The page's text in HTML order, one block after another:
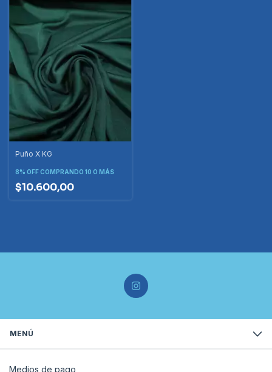
Puño X KG
8% OFFCOMPRANDO 10 O MÁS
$10.600,00
MENÚ
Medios de pago